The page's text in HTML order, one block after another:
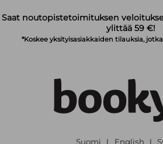
Saat noutopistetoimituksen
ylittää 59 €!
*Koskee yksityisasiakkaiden tilauksia,
Suomi | English |